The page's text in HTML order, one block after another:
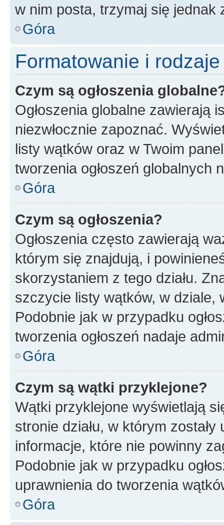
w nim posta, trzymaj się jednak
Góra
Formatowanie i
Czym są ogłoszenia
Ogłoszenia globalne zawierają
niezwłocznie zapoznać.
listy wątków oraz w Twoim
tworzenia ogłoszeń globalnych
Góra
Czym są ogłoszenia?
Ogłoszenia często zawierają
którym się znajdują, i
skorzystaniem z tego działu.
szczycie listy wątków, w dziale,
Podobnie jak w przypadku
tworzenia ogłoszeń nadaje
Góra
Czym są wątki przyklejone?
Wątki przyklejone wyświetlają
stronie działu, w którym
informacje, które nie powinny
Podobnie jak w przypadku
uprawnienia do tworzenia
Góra